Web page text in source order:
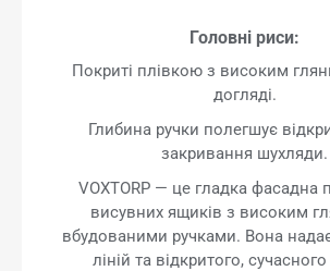
Головні риси:
Покриті плівкою з високим
догляді.
Глибина ручки полегшує
закривання шухляди.
VOXTORP — це гладка фасадна
висувних ящиків з високим
вбудованими ручками. Вона надає
ліній та відкритого,